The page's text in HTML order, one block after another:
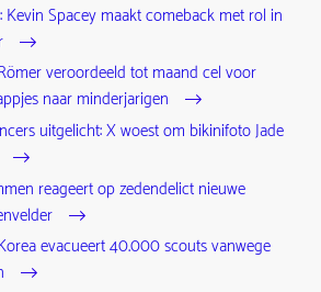
Kevin Spacey maakt comeback met rol in
veroordeeld tot maand cel voor
naar minderjarigen
uitgelicht: X woest om bikinifoto Jade
reageert op zedendelict nieuwe
evacueert 40.000 scouts vanwege